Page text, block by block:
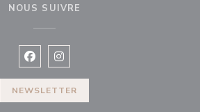
NOUS SUIVRE
Facebook ((ouvre une nouvelle
Instagram ((ouvre une
NEWSLETTER